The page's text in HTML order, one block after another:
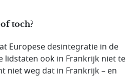
toch?
Europese desintegratie in de
lidstaten ook in Frankrijk niet te
niet weg dat in Frankrijk – en